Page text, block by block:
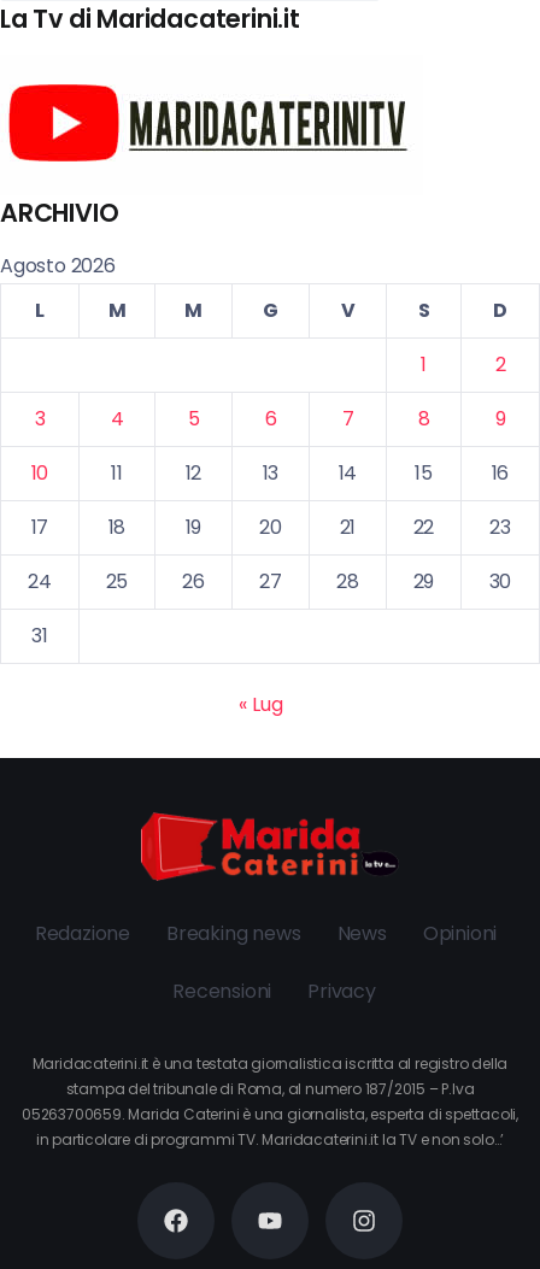
La Tv di Maridacaterini.it
ARCHIVIO
Agosto 2026
L
M M G V S
D
1
2
3
4 5 6 7 8
9
10
11 12 13 14 15
16
17
18 19 20 21 22
23
24
25 26 27 28 29
30
31
« Lug
Redazione Breaking news News Opinioni
Recensioni Privacy
Maridacaterini.it è una testata giornalistica iscritta al registro della
stampa del tribunale di Roma, al numero 187/2015 – P.Iva
05263700659. Marida Caterini è una giornalista, esperta di spettacoli,
in particolare di programmi TV. Maridacaterini.it la TV e non solo…’